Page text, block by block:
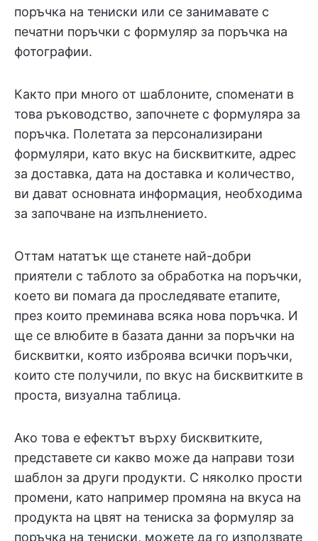
поръчка на тениски или се занимавате с
печатни поръчки с формуляр за поръчка на
фотографии.
Както при много от шаблоните, споменати в
това ръководство, започнете с формуляра за
поръчка. Полетата за персонализирани
формуляри, като вкус на бисквитките, адрес
за доставка, дата на доставка и количество,
ви дават основната информация, необходима
за започване на изпълнението.
Оттам нататък ще станете най-добри
приятели с таблото за обработка на поръчки,
което ви помага да проследявате етапите,
през които преминава всяка нова поръчка. И
ще се влюбите в базата данни за поръчки на
бисквитки, която изброява всички поръчки,
които сте получили, по вкус на бисквитките в
проста, визуална таблица.
Ако това е ефектът върху бисквитките,
представете си какво може да направи този
шаблон за други продукти. С няколко прости
промени, като например промяна на вкуса на
продукта на цвят на тениска за формуляр за
поръчка на тениски, можете да го използвате